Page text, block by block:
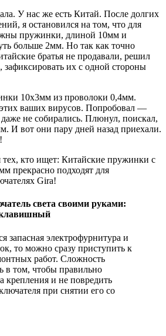
У нас же есть Китай. После долгих
я остановился на том, что для
пружинки, длиной 10мм и
больше 2мм. Но так как точно
братья не продавали, решил
зафиксировать их с одной стороны
10х3мм из проволоки 0,4мм.
ваших вирусов. Попробовал —
не собирались. Плюнул, поискал,
И вот они пару дней назад приехали.
кто ищет: Китайские пружинки с
прекрасно подходят для
Gira!
света своими руками:
запасная электрофурнитура и
то можно сразу приступить к
работ. Сложность
в том, чтобы правильно
крепления и не повредить
при снятии его со